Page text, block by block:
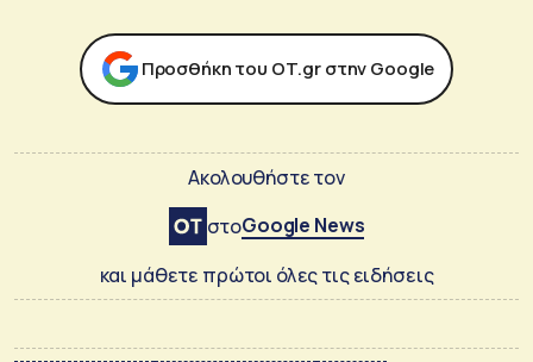
Προσθήκη του ΟΤ.gr στην Google
Ακολουθήστε τον
στοGoogle News
και μάθετε πρώτοι όλες τις ειδήσεις